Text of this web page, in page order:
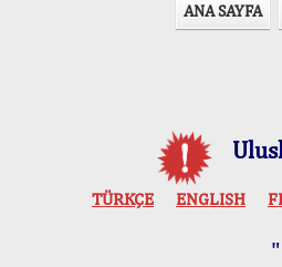
ANA SAYFA
TÜRKÇE ENGLISH